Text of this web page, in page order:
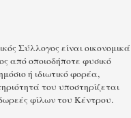
Σύλλογος είναι οικονομικά
από οποιοδήποτε φυσικό
ή ιδιωτικό φορέα,
του υποστηρίζεται
φίλων του Κέντρου.